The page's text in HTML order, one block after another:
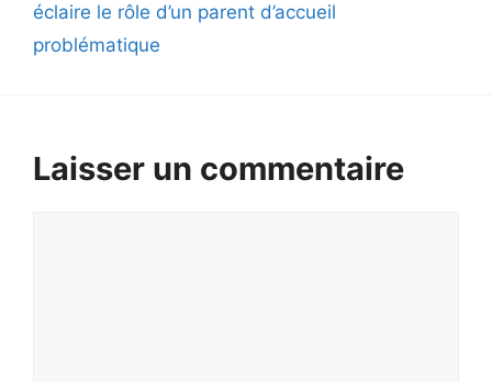
éclaire le rôle d’un parent d’accueil
problématique
Laisser un commentaire